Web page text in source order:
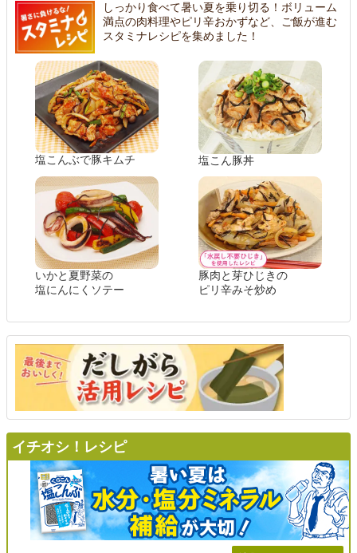
しっかり食べて暑い夏を乗り切る！ボリューム
満点の肉料理やピリ辛おかずなど、ご飯が進む
スタミナレシピを集めました！
塩こんぶで豚キムチ 塩こん豚丼
いかと夏野菜の
塩にんにくソテー
豚肉と芽ひじきの
ピリ辛みそ炒め
イチオシ！レシピ